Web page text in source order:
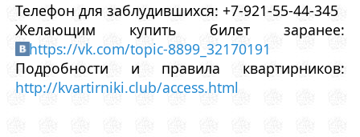
Телефон для заблудившихся: +7-921-55-44-345
Желающим купить билет заранее:
https://vk.com/topic-8899_32170191
Подробности и правила квартирников:
http://kvartirniki.club/access.html